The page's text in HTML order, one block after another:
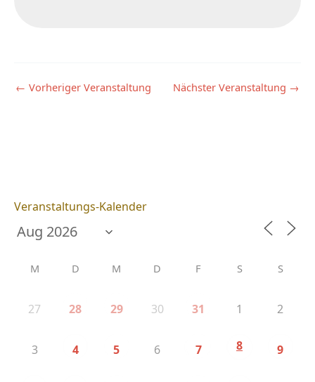
← Vorheriger Veranstaltung Nächster Veranstaltung →
Veranstaltungs-Kalender
M D M D F S S
27 28 29 30 31 1 2
3 4 5 6 7 8 9